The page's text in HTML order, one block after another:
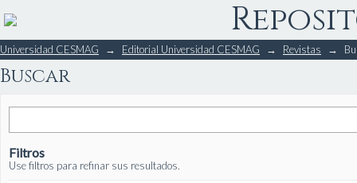
Buscar
Universidad CESMAG → Editorial Universidad CESMAG → Revistas →
Buscar
Filtros
Use filtros para refinar sus resultados.